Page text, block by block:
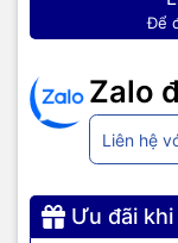
Để
Zalo
Liên hệ
Ưu đãi